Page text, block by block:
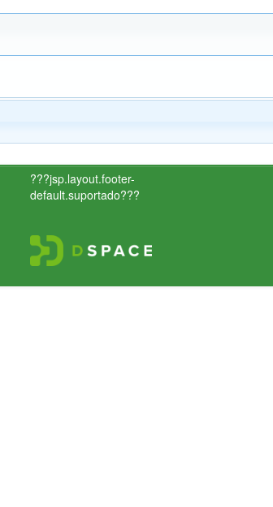
???jsp.layout.footer-
default.suportado???